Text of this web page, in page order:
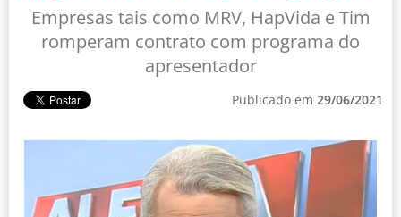
Empresas tais como MRV, HapVida e Tim
romperam contrato com programa do
apresentador
Publicado em 29/06/2021